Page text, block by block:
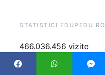
STATISTICI EDUPEDU.RO
466.036.456 vizite